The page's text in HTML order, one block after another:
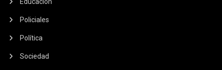
Policiales
Política
Sociedad